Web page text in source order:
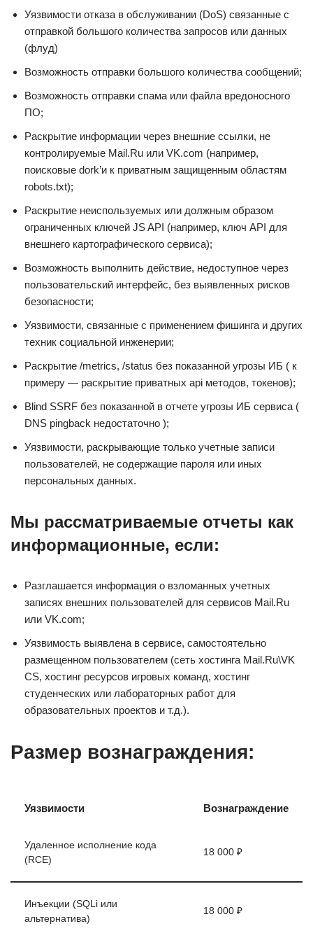
Уязвимости отказа в обслуживании (DoS) связанные с
отправкой большого количества запросов или данных
(флуд)
Возможность отправки большого количества сообщений;
Возможность отправки спама или файла вредоносного
ПО;
Раскрытие информации через внешние ссылки, не
контролируемые Mail.Ru или VK.com (например,
поисковые dork’и к приватным защищенным областям
robots.txt);
Раскрытие неиспользуемых или должным образом
ограниченных ключей JS API (например, ключ API для
внешнего картографического сервиса);
Возможность выполнить действие, недоступное через
пользовательский интерфейс, без выявленных рисков
безопасности;
Уязвимости, связанные с применением фишинга и других
техник социальной инженерии;
Раскрытие /metrics, /status без показанной угрозы ИБ ( к
примеру — раскрытие приватных api методов, токенов);
Blind SSRF без показанной в отчете угрозы ИБ сервиса (
DNS pingback недостаточно );
Уязвимости, раскрывающие только учетные записи
пользователей, не содержащие пароля или иных
персональных данных.
Мы рассматриваемые отчеты как
информационные, если:
Разглашается информация о взломанных учетных
записях внешних пользователей для сервисов Mail.Ru
или VK.com;
Уязвимость выявлена в сервисе, самостоятельно
размещенном пользователем (сеть хостинга Mail.Ru\VK
CS, хостинг ресурсов игровых команд, хостинг
студенческих или лабораторных работ для
образовательных проектов и т.д.).
Размер вознаграждения:
Уязвимости Вознаграждение
Удаленное исполнение кода
(RCE)
18 000 ₽
Инъекции (SQLi или
альтернатива)
18 000 ₽